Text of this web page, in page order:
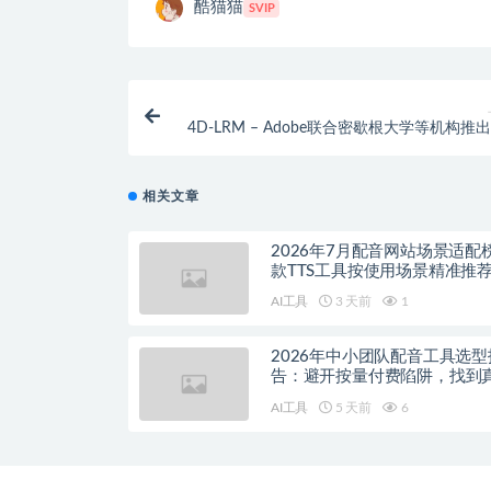
酷猫猫 SVIP
4D-LRM – Adobe联合密歇根大学等机构推
相关文章
2026年7月配音网站场景适配
款TTS工具按使用场景精准推
AI工具 3 天前 1
2026年中小团队配音工具选型
告：避开按量付费陷阱，找到
AI工具 5 天前 6